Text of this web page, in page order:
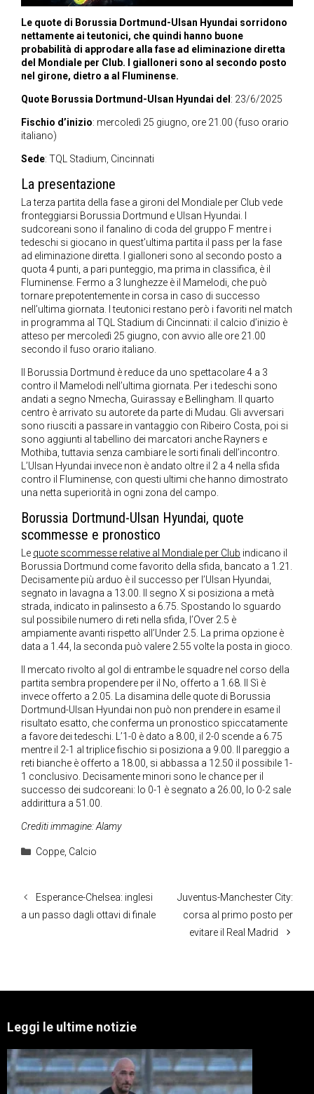
Le quote di Borussia Dortmund-Ulsan Hyundai sorridono
nettamente ai teutonici, che quindi hanno buone
probabilità di approdare alla fase ad eliminazione diretta
del Mondiale per Club. I gialloneri sono al secondo posto
nel girone, dietro a al Fluminense.
Quote Borussia Dortmund-Ulsan Hyundai del : 23/6/2025
Fischio d’inizio: mercoledì 25 giugno, ore 21.00 (fuso orario
italiano)
Sede: TQL Stadium, Cincinnati
La presentazione
La terza partita della fase a gironi del Mondiale per Club vede
fronteggiarsi Borussia Dortmund e Ulsan Hyundai. I
sudcoreani sono il fanalino di coda del gruppo F mentre i
tedeschi si giocano in quest’ultima partita il pass per la fase
ad eliminazione diretta. I gialloneri sono al secondo posto a
quota 4 punti, a pari punteggio, ma prima in classifica, è il
Fluminense. Fermo a 3 lunghezze è il Mamelodi, che può
tornare prepotentemente in corsa in caso di successo
nell’ultima giornata. I teutonici restano però i favoriti nel match
in programma al TQL Stadium di Cincinnati: il calcio d’inizio è
atteso per mercoledì 25 giugno, con avvio alle ore 21.00
secondo il fuso orario italiano.
Il Borussia Dortmund è reduce da uno spettacolare 4 a 3
contro il Mamelodi nell’ultima giornata. Per i tedeschi sono
andati a segno Nmecha, Guirassay e Bellingham. Il quarto
centro è arrivato su autorete da parte di Mudau. Gli avversari
sono riusciti a passare in vantaggio con Ribeiro Costa, poi si
sono aggiunti al tabellino dei marcatori anche Rayners e
Mothiba, tuttavia senza cambiare le sorti finali dell’incontro.
L’Ulsan Hyundai invece non è andato oltre il 2 a 4 nella sfida
contro il Fluminense, con questi ultimi che hanno dimostrato
una netta superiorità in ogni zona del campo.
Borussia Dortmund-Ulsan Hyundai, quote
scommesse e pronostico
Le quote scommesse relative al Mondiale per Club indicano il
Borussia Dortmund come favorito della sfida, bancato a 1.21.
Decisamente più arduo è il successo per l’Ulsan Hyundai,
segnato in lavagna a 13.00. Il segno X si posiziona a metà
strada, indicato in palinsesto a 6.75. Spostando lo sguardo
sul possibile numero di reti nella sfida, l’Over 2.5 è
ampiamente avanti rispetto all’Under 2.5. La prima opzione è
data a 1.44, la seconda può valere 2.55 volte la posta in gioco.
Il mercato rivolto al gol di entrambe le squadre nel corso della
partita sembra propendere per il No, offerto a 1.68. Il Sì è
invece offerto a 2.05. La disamina delle quote di Borussia
Dortmund-Ulsan Hyundai non può non prendere in esame il
risultato esatto, che conferma un pronostico spiccatamente
a favore dei tedeschi. L’1-0 è dato a 8.00, il 2-0 scende a 6.75
mentre il 2-1 al triplice fischio si posiziona a 9.00. Il pareggio a
reti bianche è offerto a 18.00, si abbassa a 12.50 il possibile 1-
1 conclusivo. Decisamente minori sono le chance per il
successo dei sudcoreani: lo 0-1 è segnato a 26.00, lo 0-2 sale
addirittura a 51.00.
Crediti immagine: Alamy
Categorie
Coppe, Calcio
Esperance-Chelsea: inglesi
a un passo dagli ottavi di finale
Juventus-Manchester City:
corsa al primo posto per
evitare il Real Madrid
Leggi le ultime notizie